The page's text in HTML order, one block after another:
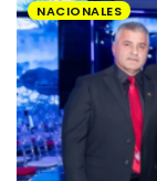
NACIONALES